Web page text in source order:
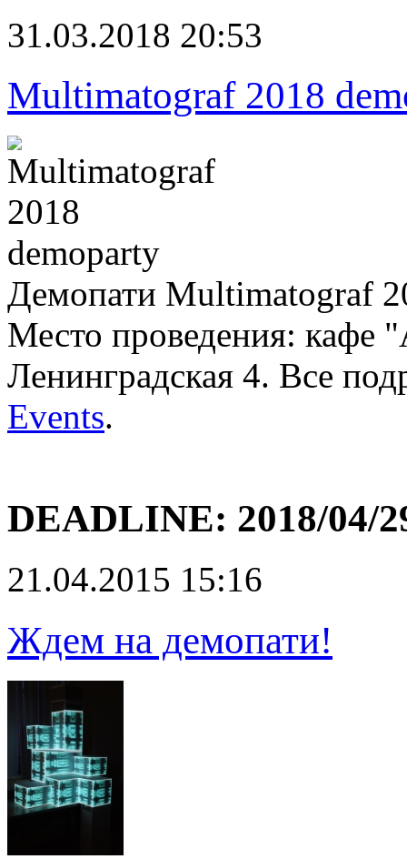
31.03.2018 20:53
Multimatograf 2018
Демопати Multimatograf
Место проведения: кафе
Ленинградская 4. Все
Events.
DEADLINE: 2018/04/
21.04.2015 15:16
Ждем на демопати!